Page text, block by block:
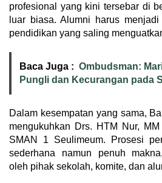
profesional yang kini tersebar di
luar biasa. Alumni harus
pendidikan yang saling
Baca Juga : Ombudsman:
Pungli dan Kecurangan pada
Dalam kesempatan yang sama,
mengukuhkan Drs. HTM Nur,
SMAN 1 Seulimeum. Prosesi
sederhana namun penuh
oleh pihak sekolah, komite, dan